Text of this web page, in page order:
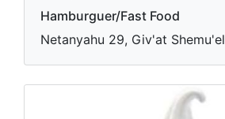
Hamburguer/Fast Food
Netanyahu 29, Giv'at Shemu'el